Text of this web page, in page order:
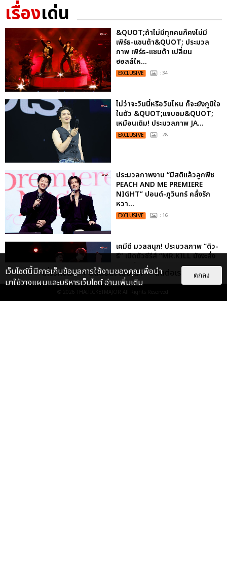
เรื่องเด่น
&QUOT;ถ้าไม่มีทุกคนก็คงไม่มี
เพิร์ธ-แซนต้า&QUOT; ประมวล
ภาพ เพิร์ธ-แซนต้า เปลี่ยน
ฮอลล์ให...
EXCLUSIVE : 34
ไม่ว่าจะวันนี้หรือวันไหน ก็จะยังภูมิใจ
ในตัว &QUOT;แจบอม&QUOT;
เหมือนเดิม! ประมวลภาพ JA...
EXCLUSIVE : 28
ประมวลภาพงาน “มีสติแล้วลูกพีช
PEACH AND ME PREMIERE
NIGHT” ปอนด์-ภูวินทร์ คลั่งรัก
หวา...
EXCLUSIVE : 16
เคมีดี มวลสนุก! ประมวลภาพ “ดิว-
ธี” เปิดตัวซีรีส์ “MR.KILL มังงะสั่ง
ตาย” ในงาน “MR.KILL...
EXCLUSIVE : 14
เกี่ยวกับเรา ติดต่อลงโฆษณา ติดต่อเรา
© 2026 THAITICKETMAJOR All Rights Reserved.
เว็บไซต์นี้มีการเก็บข้อมูลการใช้งานของคุณเพื่อนำ
มาใช้วางแผนและบริหารเว็บไซต์อ่านเพิ่มเติม
ตกลง